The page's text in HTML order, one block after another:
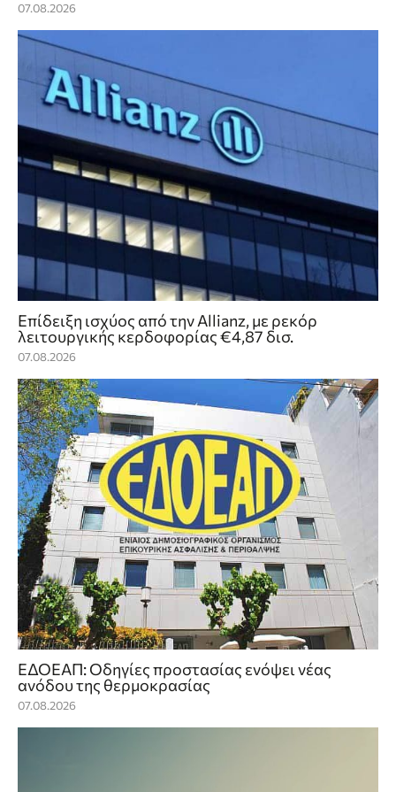
07.08.2026
Επίδειξη ισχύος από την Allianz, με ρεκόρ
λειτουργικής κερδοφορίας €4,87 δισ.
07.08.2026
ΕΔΟΕΑΠ: Οδηγίες προστασίας ενόψει νέας
ανόδου της θερμοκρασίας
07.08.2026